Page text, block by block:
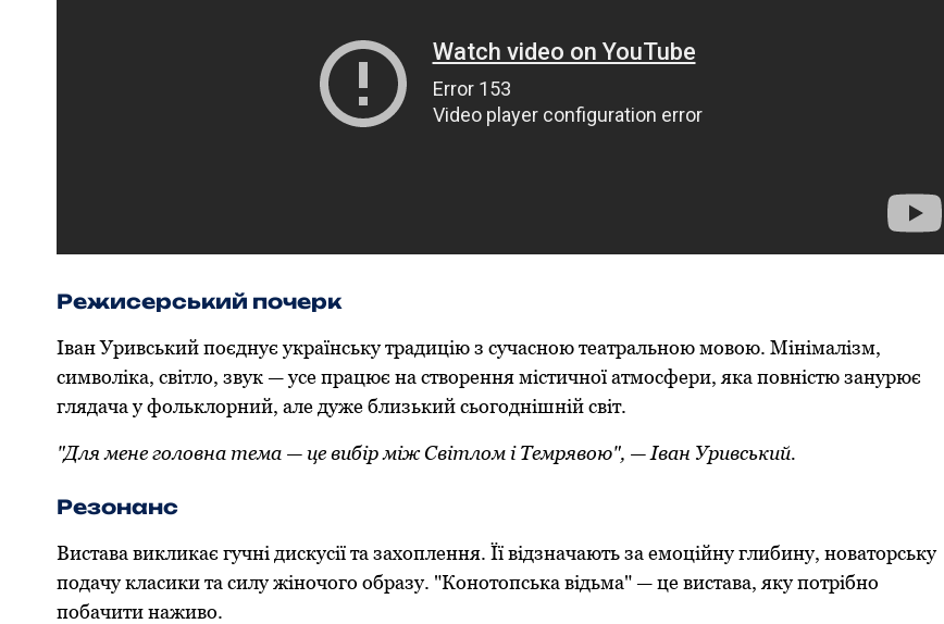
Режисерський почерк
Іван Уривський поєднує українську традицію з сучасною театральною мовою. Мінімалізм,
символіка, світло, звук — усе працює на створення містичної атмосфери, яка повністю занурює
глядача у фольклорний, але дуже близький сьогоднішній світ.
"Для мене головна тема — це вибір між Світлом і Темрявою", — Іван Уривський.
Резонанс
Вистава викликає гучні дискусії та захоплення. Її відзначають за емоційну глибину, новаторську
подачу класики та силу жіночого образу. "Конотопська відьма" — це вистава, яку потрібно
побачити наживо.